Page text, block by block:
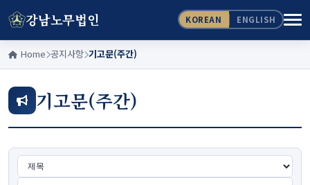
강남노무법인 KOREAN ENGLISH
Home 공지사항 기고문(주간)
기고문(주간)